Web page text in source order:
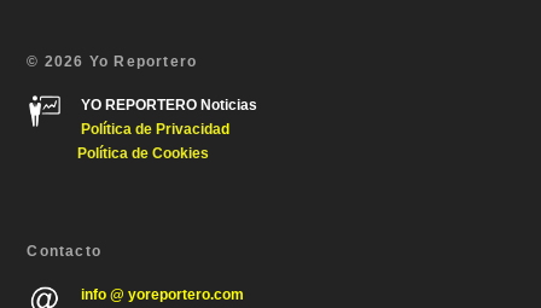
© 2026 Yo Reportero
YO REPORTERO Noticias
Política de Privacidad
Política de Cookies
Contacto
info @ yoreportero.com